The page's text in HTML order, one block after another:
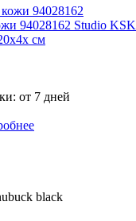
94028162 Studio KSK
см
от 7 дней
black